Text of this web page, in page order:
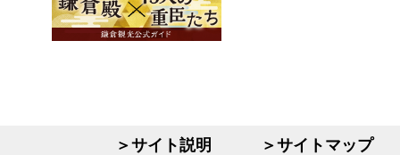
＞サイト説明 ＞サイトマップ